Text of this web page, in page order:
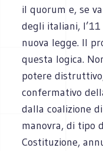
il quorum e, se
degli italiani,
nuova legge. Il
questa logica.
potere
confermativo
dalla coalizione
manovra, di tipo
Costituzione,